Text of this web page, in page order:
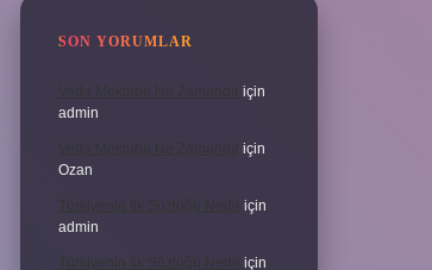
SON YORUMLAR
Veda Mektubu Ne Zamandır için
admin
Veda Mektubu Ne Zamandır için
Ozan
Türkiyenin Ilk Sözlüğü Nedir için
admin
Türkiyenin Ilk Sözlüğü Nedir için